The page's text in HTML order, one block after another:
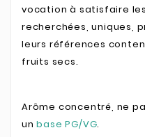
vocation à satisfaire
recherchées, uniques,
leurs références
fruits secs.
Arôme concentré, ne
unbase PG/VG.